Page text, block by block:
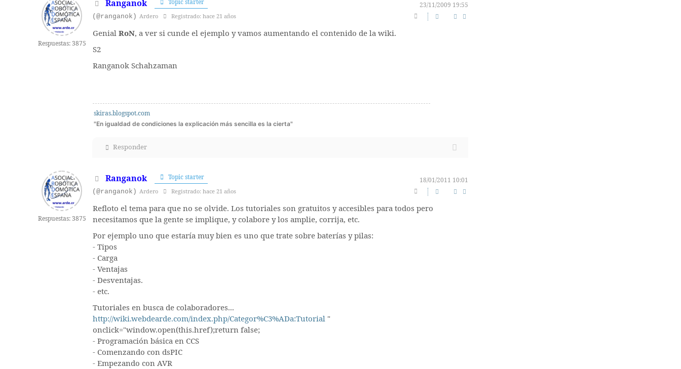
Respuestas: 3875
Ranganok Topic starter
23/11/2009 19:55
(@ranganok) Ardero Registrado: hace 21 años
Genial RoN, a ver si cunde el ejemplo y vamos aumentando el contenido de la wiki.
S2
Ranganok Schahzaman
skiras.blogspot.com
"En igualdad de condiciones la explicación más sencilla es la cierta"
Responder
Respuestas: 3875
Ranganok Topic starter
18/01/2011 10:01
(@ranganok) Ardero Registrado: hace 21 años
Refloto el tema para que no se olvide. Los tutoriales son gratuitos y accesibles para todos pero
necesitamos que la gente se implique, y colabore y los amplie, corrija, etc.
Por ejemplo uno que estaría muy bien es uno que trate sobre baterías y pilas:
- Tipos
- Carga
- Ventajas
- Desventajas.
- etc.
Tutoriales en busca de colaboradores...
http://wiki.webdearde.com/index.php/Categor%C3%ADa:Tutorial "
onclick="window.open(this.href);return false;
- Programación básica en CCS
- Comenzando con dsPIC
- Empezando con AVR